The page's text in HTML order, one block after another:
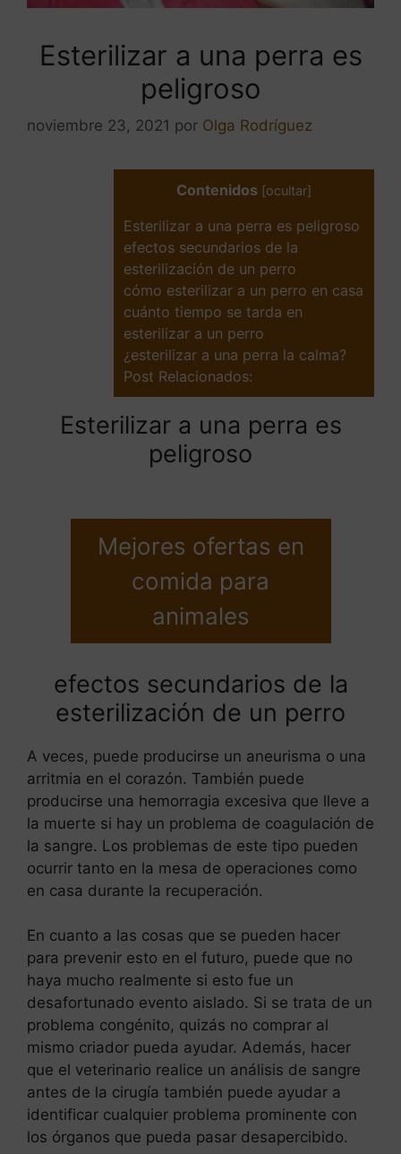
Esterilizar a una perra es
peligroso
noviembre 23, 2021 por Olga Rodríguez
Contenidos [ocultar]
Esterilizar a una perra es peligroso
efectos secundarios de la
esterilización de un perro
cómo esterilizar a un perro en casa
cuánto tiempo se tarda en
esterilizar a un perro
¿esterilizar a una perra la calma?
Post Relacionados:
Esterilizar a una perra es
peligroso
Mejores ofertas en
comida para
animales
efectos secundarios de la
esterilización de un perro
A veces, puede producirse un aneurisma o una
arritmia en el corazón. También puede
producirse una hemorragia excesiva que lleve a
la muerte si hay un problema de coagulación de
la sangre. Los problemas de este tipo pueden
ocurrir tanto en la mesa de operaciones como
en casa durante la recuperación.
En cuanto a las cosas que se pueden hacer
para prevenir esto en el futuro, puede que no
haya mucho realmente si esto fue un
desafortunado evento aislado. Si se trata de un
problema congénito, quizás no comprar al
mismo criador pueda ayudar. Además, hacer
que el veterinario realice un análisis de sangre
antes de la cirugía también puede ayudar a
identificar cualquier problema prominente con
los órganos que pueda pasar desapercibido.